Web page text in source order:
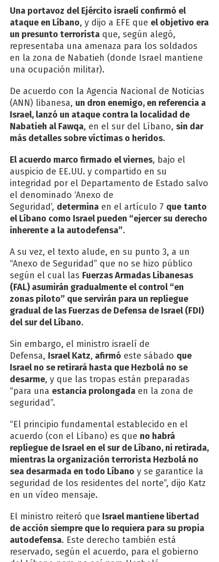
Una portavoz del Ejército israelí confirmó el
ataque en Líbano, y dijo a EFE que el objetivo era
un presunto terrorista que, según alegó,
representaba una amenaza para los soldados
en la zona de Nabatieh (donde Israel mantiene
una ocupación militar).
De acuerdo con la Agencia Nacional de Noticias
(ANN) libanesa, un dron enemigo, en referencia a
Israel, lanzó un ataque contra la localidad de
Nabatieh al Fawqa, en el sur del Líbano, sin dar
más detalles sobre víctimas o heridos.
El acuerdo marco firmado el viernes, bajo el
auspicio de EE.UU. y compartido en su
integridad por el Departamento de Estado salvo
el denominado ‘Anexo de
Seguridad’, determina en el artículo 7 que tanto
el Líbano como Israel pueden “ejercer su derecho
inherente a la autodefensa”.
A su vez, el texto alude, en su punto 3, a un
“Anexo de Seguridad” que no se hizo público
según el cual las Fuerzas Armadas Libanesas
(FAL) asumirán gradualmente el control “en
zonas piloto” que servirán para un repliegue
gradual de las Fuerzas de Defensa de Israel (FDI)
del sur del Líbano.
Sin embargo, el ministro israelí de
Defensa, Israel Katz, afirmó este sábado que
Israel no se retirará hasta que Hezbolá no se
desarme, y que las tropas están preparadas
“para una estancia prolongada en la zona de
seguridad”.
“El principio fundamental establecido en el
acuerdo (con el Líbano) es que no habrá
repliegue de Israel en el sur de Líbano, ni retirada,
mientras la organización terrorista Hezbolá no
sea desarmada en todo Líbano y se garantice la
seguridad de los residentes del norte”, dijo Katz
en un vídeo mensaje.
El ministro reiteró que Israel mantiene libertad
de acción siempre que lo requiera para su propia
autodefensa. Este derecho también está
reservado, según el acuerdo, para el gobierno